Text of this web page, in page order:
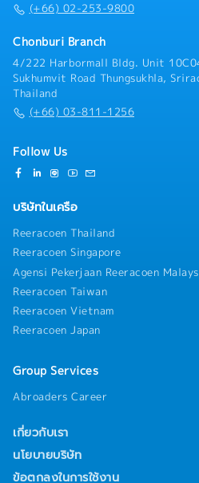
(+66) 02-253-9800
Chonburi Branch
4/222 Harbormall Bldg. Unit
Sukhumvit Road Thungsukhla,
Thailand
(+66) 03-811-1256
Follow Us
บริษัทในเครือ
Reeracoen Thailand
Reeracoen Singapore
Agensi Pekerjaan Reeracoen
Reeracoen Taiwan
Reeracoen Vietnam
Reeracoen Japan
Group Services
Abroaders Career
เกี่ยวกับเรา
นโยบายบริษัท
ข้อตกลงในการใช้งาน